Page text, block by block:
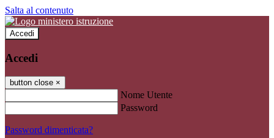
Salta al contenuto
Accedi
Accedi
button close ×
Nome Utente
Password
Password dimenticata?